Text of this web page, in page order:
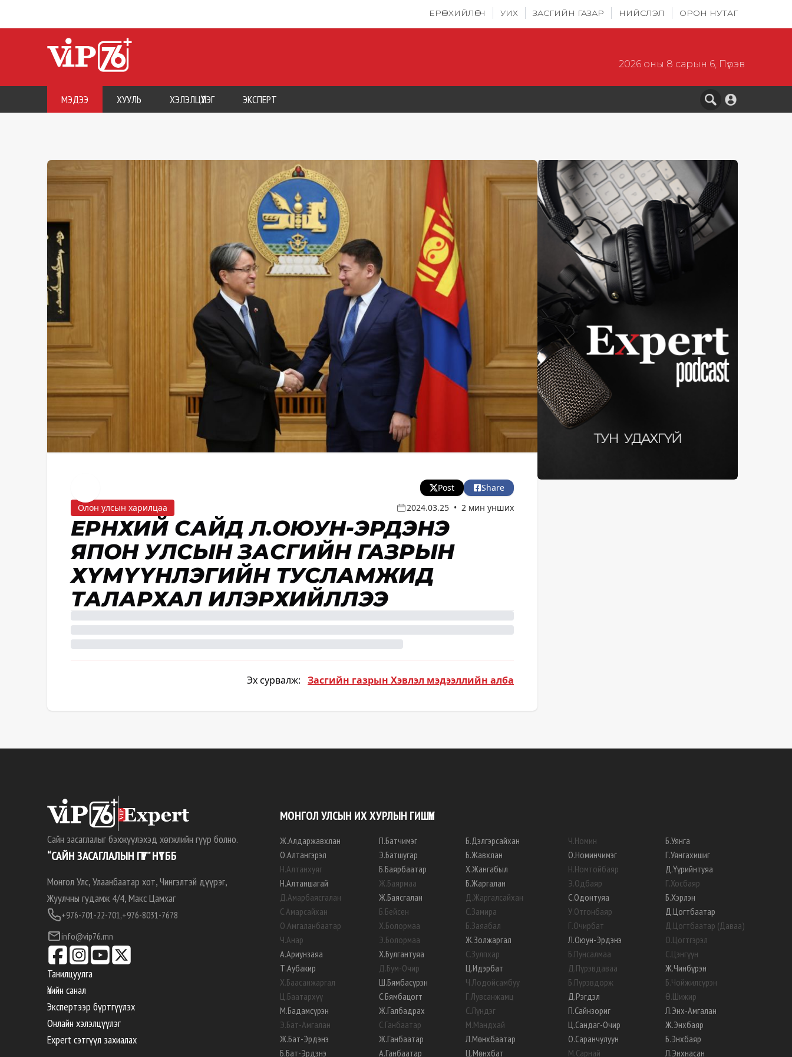
ЕРӨНХИЙЛӨГЧ УИХ ЗАСГИЙН ГАЗАР НИЙСЛЭЛ ОРОН НУТАГ
2026 оны 8 сарын 6, Пүрэв
МЭДЭЭ ХУУЛЬ ХЭЛЭЛЦҮҮЛЭГ ЭКСПЕРТ
Post
Share
Олон улсын харилцаа
2024.03.25 • 2 мин унших
ЕРӨНХИЙ САЙД Л.ОЮУН-ЭРДЭНЭ
ЯПОН УЛСЫН ЗАСГИЙН ГАЗРЫН
ХҮМҮҮНЛЭГИЙН ТУСЛАМЖИД
ТАЛАРХАЛ ИЛЭРХИЙЛЛЭЭ
Эх сурвалж: Засгийн газрын Хэвлэл мэдээллийн алба
Сайн засаглалыг бэхжүүлэхэд хөгжлийн гүүр болно.
“САЙН ЗАСАГЛАЛЫН ГҮҮР” НҮТББ
Монгол Улс, Улаанбаатар хот, Чингэлтэй дүүрэг,
Жуулчны гудамж 4/4, Макс Цамхаг
+976-701-22-701,+976-8031-7678
info@vip76.mn
Танилцуулга
Үнийн санал
Экспертээр бүртгүүлэх
Онлайн хэлэлцүүлэг
Expert сэтгүүл захиалах
МОНГОЛ УЛСЫН ИХ ХУРЛЫН ГИШҮҮН
Ж.Алдаржавхлан
О.Алтангэрэл
Н.Алтанхуяг
Н.Алтаншагай
Д.Амарбаясгалан
С.Амарсайхан
О.Амгаланбаатар
Ч.Анар
А.Ариунзаяа
Т.Аубакир
Х.Баасанжаргал
Ц.Баатархүү
М.Бадамсүрэн
Э.Бат-Амгалан
Ж.Бат-Эрдэнэ
Б.Бат-Эрдэнэ
П.Батчимэг
Э.Батшугар
Б.Баярбаатар
Ж.Баярмаа
Ж.Баясгалан
Б.Бейсен
Х.Болормаа
Э.Болормаа
Х.Булгантуяа
Д.Бум-Очир
Ш.Бямбасүрэн
С.Бямбацогт
Ж.Галбадрах
С.Ганбаатар
Ж.Ганбаатар
А.Ганбаатар
Б.Дэлгэрсайхан
Б.Жавхлан
Х.Жангабыл
Б.Жаргалан
Д.Жаргалсайхан
С.Замира
Б.Заяабал
Ж.Золжаргал
С.Зулпхар
Ц.Идэрбат
Ч.Лодойсамбуу
Г.Лувсанжамц
С.Лүндэг
М.Мандхай
Л.Мөнхбаатар
Ц.Мөнхбат
Ч.Номин
О.Номинчимэг
Н.Номтойбаяр
Э.Одбаяр
С.Одонтуяа
У.Отгонбаяр
Г.Очирбат
Л.Оюун-Эрдэнэ
Б.Пунсалмаа
Д.Пүрэвдаваа
Б.Пүрэвдорж
Д.Рэгдэл
П.Сайнзориг
Ц.Сандаг-Очир
О.Саранчулуун
М.Сарнай
Б.Уянга
Г.Уянгахишиг
Д.Үүрийнтуяа
Г.Хосбаяр
Б.Хэрлэн
Д.Цогтбаатар
Д.Цогтбаатар (Даваа)
О.Цогтгэрэл
С.Цэнгүүн
Ж.Чинбүрэн
Б.Чойжилсүрэн
Ө.Шижир
Л.Энх-Амгалан
Ж.Энхбаяр
Б.Энхбаяр
Л.Энхнасан